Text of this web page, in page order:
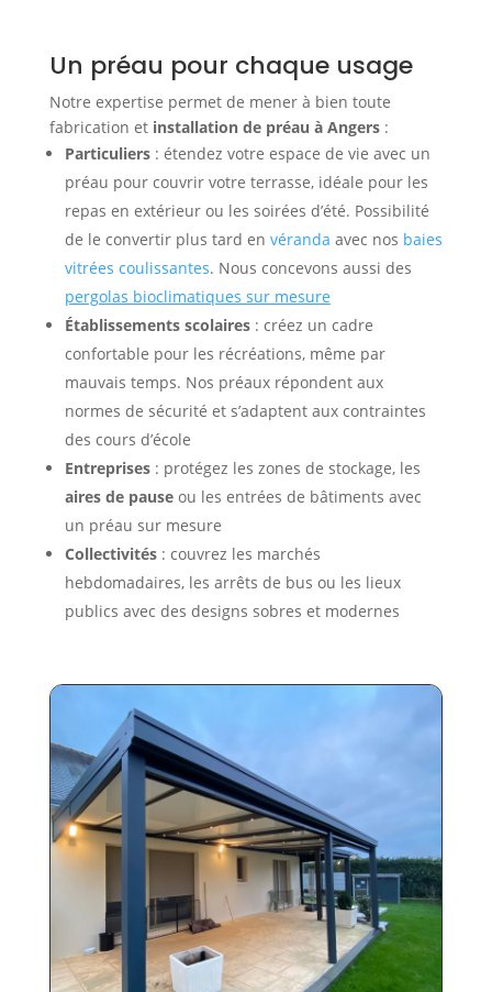
Un préau pour chaque usage
Notre expertise permet de mener à bien toute
fabrication et installation de préau à Angers:
Particuliers: étendez votre espace de vie avec un
préau pour couvrir votre terrasse, idéale pour les
repas en extérieur ou les soirées d’été. Possibilité
de le convertir plus tard en véranda avec nos baies
vitrées coulissantes. Nous concevons aussi des
pergolas bioclimatiques sur mesure
Établissements scolaires: créez un cadre
confortable pour les récréations, même par
mauvais temps. Nos préaux répondent aux
normes de sécurité et s’adaptent aux contraintes
des cours d’école
Entreprises: protégez les zones de stockage, les
aires de pauseou les entrées de bâtiments avec
un préau sur mesure
Collectivités: couvrez les marchés
hebdomadaires, les arrêts de bus ou les lieux
publics avec des designs sobres et modernes